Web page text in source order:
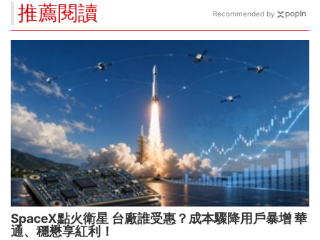
推薦閱讀
SpaceX點火衛星 台廠誰受惠？成本驟降用戶暴增 華
通、穩懋享紅利！
Recommended by